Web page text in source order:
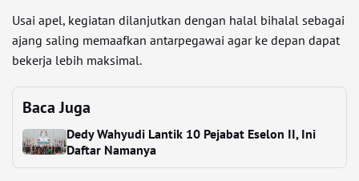
Usai apel, kegiatan dilanjutkan dengan halal bihalal sebagai
ajang saling memaafkan antarpegawai agar ke depan dapat
bekerja lebih maksimal.
Baca Juga
Dedy Wahyudi Lantik 10 Pejabat Eselon II, Ini
Daftar Namanya